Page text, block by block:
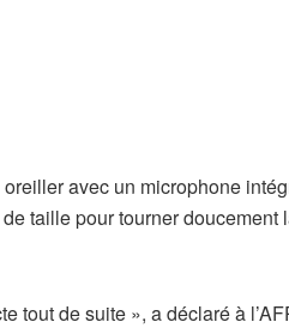
avec un microphone
taille pour tourner doucement
tout de suite », a déclaré à